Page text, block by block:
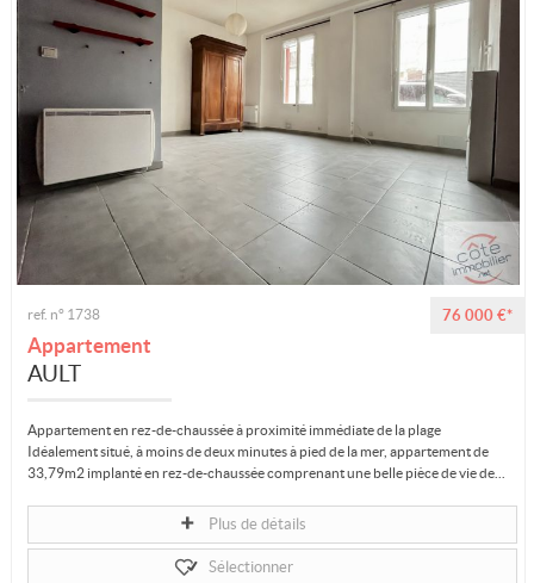
76 000 €*
ref. n° 1738
Appartement
AULT
Appartement en rez-de-chaussée à proximité immédiate de la plage
Idéalement situé, à moins de deux minutes à pied de la mer, appartement de
33,79m2 implanté en rez-de-chaussée comprenant une belle pièce de vie de...
Plus de détails
Sélectionner